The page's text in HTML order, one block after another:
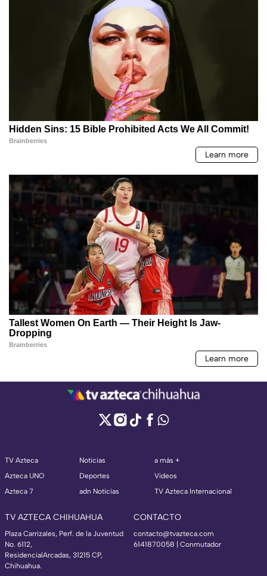
TV Azteca
Azteca UNO
Azteca 7
Noticias
Deportes
adn Noticias
a más +
Videos
TV Azteca Internacional
TV AZTECA CHIHUAHUA
Plaza Carrizales, Perf. de la Juventud
No. 6112,
ResidencialArcadas, 31215 CP,
Chihuahua.
CONTACTO
contacto@tvazteca.com
6141870058 | Conmutador